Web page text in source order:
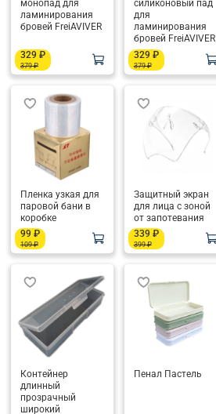
монопад для
ламинирования
бровей FreiAVIVER
329 ₽
379 ₽
силиконовый пад
для
ламинирования
бровей FreiAVIVER
329 ₽
379 ₽
Пленка узкая для
паровой бани в
коробке
99 ₽
109 ₽
Защитный экран
для лица с зоной
от запотевания
339 ₽
399 ₽
Контейнер
длинный
прозрачный
широкий
Пенал Пастель